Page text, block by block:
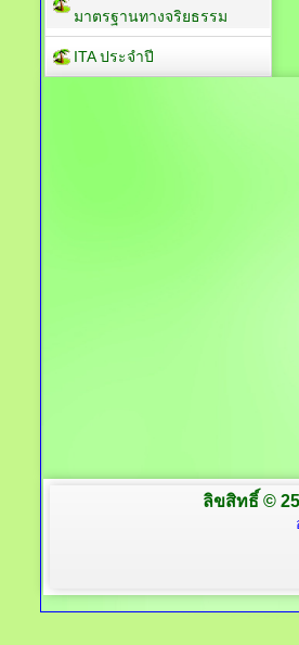
มาตรฐานทางจริยธรรม
ITA ประจำปี
ลิขสิทธิ์ ©